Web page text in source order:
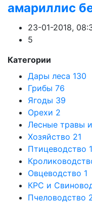
амариллис
23-01-2018,
5
Категории
Дары леса 130
Грибы 76
Ягоды 39
Орехи 2
Лесные травы
Хозяйство 21
Птицеводство
Овцеводство 1
КРС и
Пчеловодство